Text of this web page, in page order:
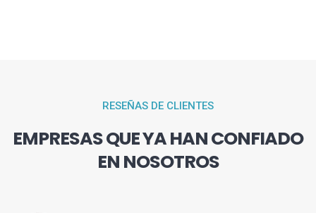
RESEÑAS DE CLIENTES
EMPRESAS QUE YA HAN CONFIADO
EN NOSOTROS